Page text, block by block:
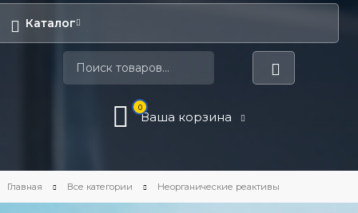
Каталог
0
Ваша корзина
Главная Все категории Неорганические реактивы